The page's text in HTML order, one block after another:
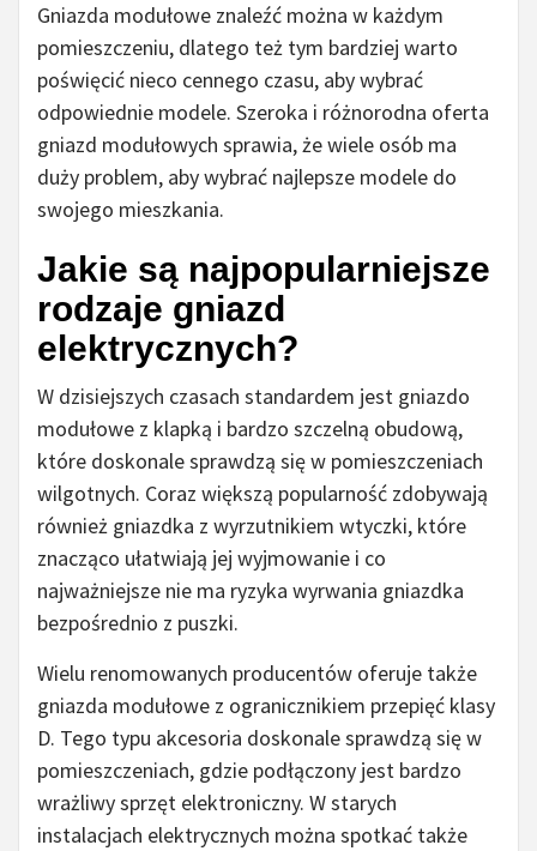
Gniazda modułowe znaleźć można w każdym
pomieszczeniu, dlatego też tym bardziej warto
poświęcić nieco cennego czasu, aby wybrać
odpowiednie modele. Szeroka i różnorodna oferta
gniazd modułowych sprawia, że wiele osób ma
duży problem, aby wybrać najlepsze modele do
swojego mieszkania.
Jakie są najpopularniejsze
rodzaje gniazd
elektrycznych?
W dzisiejszych czasach standardem jest gniazdo
modułowe z klapką i bardzo szczelną obudową,
które doskonale sprawdzą się w pomieszczeniach
wilgotnych. Coraz większą popularność zdobywają
również gniazdka z wyrzutnikiem wtyczki, które
znacząco ułatwiają jej wyjmowanie i co
najważniejsze nie ma ryzyka wyrwania gniazdka
bezpośrednio z puszki.
Wielu renomowanych producentów oferuje także
gniazda modułowe z ogranicznikiem przepięć klasy
D. Tego typu akcesoria doskonale sprawdzą się w
pomieszczeniach, gdzie podłączony jest bardzo
wrażliwy sprzęt elektroniczny. W starych
instalacjach elektrycznych można spotkać także